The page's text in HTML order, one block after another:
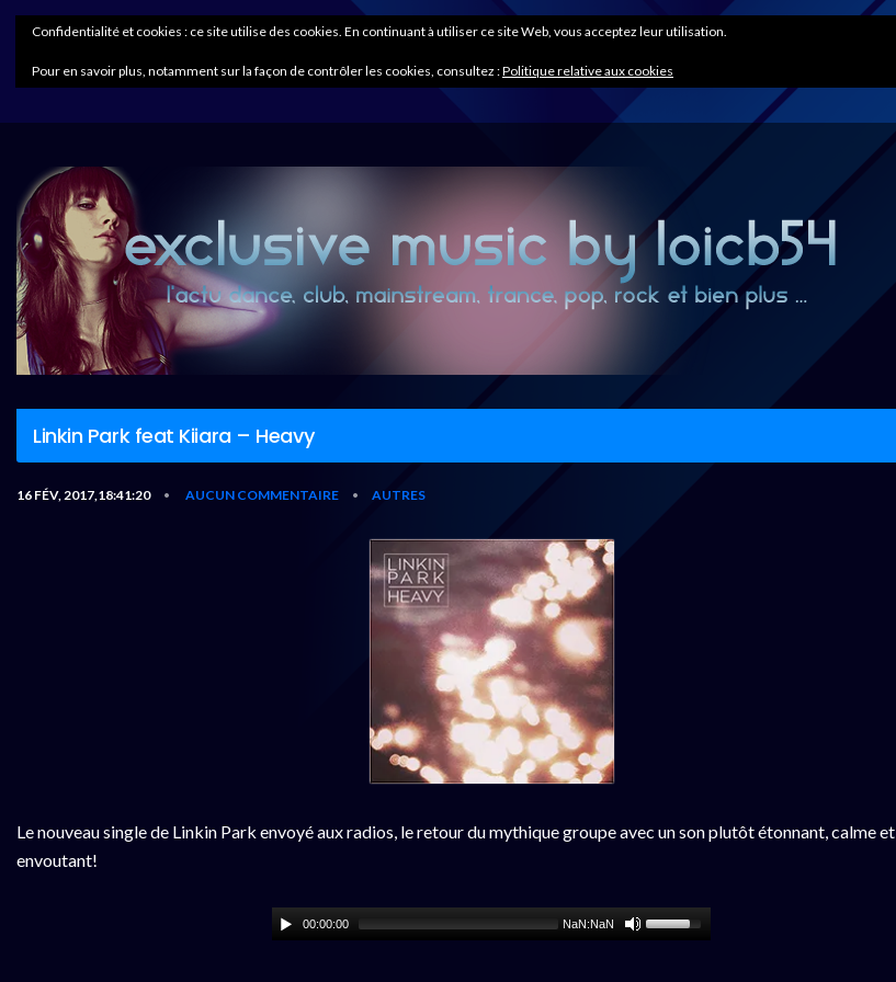
Linkin Park feat Kiiara – Heavy
16 FÉV, 2017,18:41:20 • AUCUN COMMENTAIRE • AUTRES
Le nouveau single de Linkin Park envoyé aux radios, le retour du mythique groupe avec un son plutôt étonnant, calme et
envoutant!
00:00:00 NaN:NaN
Confidentialité et cookies : ce site utilise des cookies. En continuant à utiliser ce site Web, vous acceptez leur utilisation.
Pour en savoir plus, notamment sur la façon de contrôler les cookies, consultez :Politique relative aux cookies